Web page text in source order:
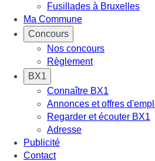
Fusillades à Bruxelles
Ma Commune
Concours
Nos concours
Règlement
BX1
Connaître BX1
Annonces et offres
Regarder et écouter BX1
Adresse
Publicité
Contact